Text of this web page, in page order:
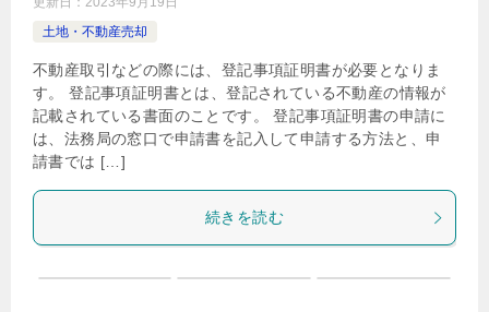
土地・不動産売却
不動産取引などの際には、登記事項証明書が必要となりま
す。 登記事項証明書とは、登記されている不動産の情報が
記載されている書面のことです。 登記事項証明書の申請に
は、法務局の窓口で申請書を記入して申請する方法と、申
請書では […]
続きを読む